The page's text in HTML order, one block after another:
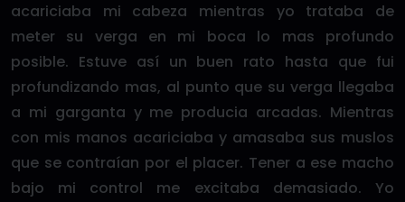
acariciaba mi cabeza mientras yo trataba de
meter su verga en mi boca lo mas profundo
posible. Estuve así un buen rato hasta que fui
profundizando mas, al punto que su verga llegaba
a mi garganta y me producia arcadas. Mientras
con mis manos acariciaba y amasaba sus muslos
que se contraían por el placer. Tener a ese macho
bajo mi control me excitaba demasiado. Yo